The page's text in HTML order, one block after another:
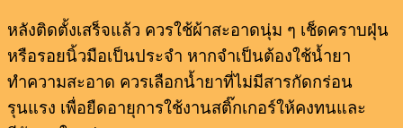
หลังติดตั้งเสร็จแล้ว ควรใช้ผ้าสะอาดนุ่ม ๆ เช็ดคราบฝุ่น
หรือรอยนิ้วมือเป็นประจำ หากจำเป็นต้องใช้น้ำยา
ทำความสะอาด ควรเลือกน้ำยาที่ไม่มีสารกัดกร่อน
รุนแรง เพื่อยืดอายุการใช้งานสติ๊กเกอร์ให้คงทนและ